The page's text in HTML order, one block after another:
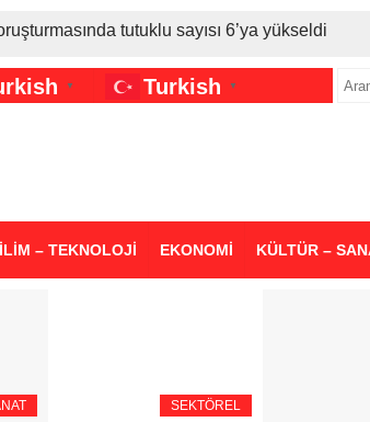
tutuklu sayısı 6’ya yükseldi
vurdu: Motorine tüm zamanların en
daha zam geldi
▼ Turkish ▼
– TEKNOLOJİ EKONOMİ KÜLTÜR –
SEKTÖREL